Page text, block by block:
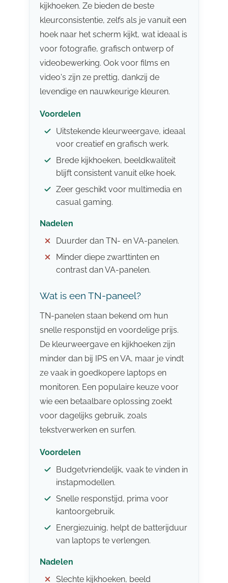
kijkhoeken. Ze bieden de beste
kleurconsistentie, zelfs als je vanuit een
hoek naar het scherm kijkt, wat ideaal is
voor fotografie, grafisch ontwerp of
videobewerking. Ook voor films en
video's zijn ze prettig, dankzij de
levendige en nauwkeurige kleuren.
Voordelen
Uitstekende kleurweergave, ideaal
voor creatief en grafisch werk.
Brede kijkhoeken, beeldkwaliteit
blijft consistent vanuit elke hoek.
Zeer geschikt voor multimedia en
casual gaming.
Nadelen
Duurder dan TN- en VA-panelen.
Minder diepe zwarttinten en
contrast dan VA-panelen.
Wat is een TN-paneel?
TN-panelen staan bekend om hun
snelle responstijd en voordelige prijs.
De kleurweergave en kijkhoeken zijn
minder dan bij IPS en VA, maar je vindt
ze vaak in goedkopere laptops en
monitoren. Een populaire keuze voor
wie een betaalbare oplossing zoekt
voor dagelijks gebruik, zoals
tekstverwerken en surfen.
Voordelen
Budgetvriendelijk, vaak te vinden in
instapmodellen.
Snelle responstijd, prima voor
kantoorgebruik.
Energiezuinig, helpt de batterijduur
van laptops te verlengen.
Nadelen
Slechte kijkhoeken, beeld